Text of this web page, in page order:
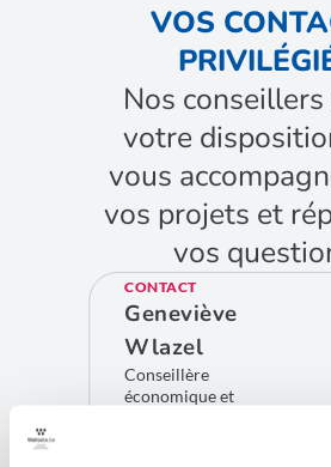
VOS
Nos
votre
vous
vos projets et
vos
CONTACT
Geneviève
Wlazel
Conseillère
économique et